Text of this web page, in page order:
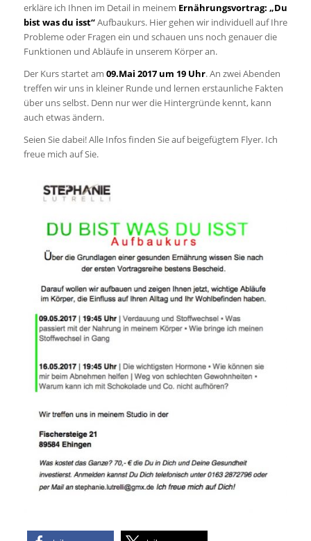
erkläre ich Ihnen im Detail in meinem Ernährungsvortrag: „Du
bist was du isst“Aufbaukurs. Hier gehen wir individuell auf Ihre
Probleme oder Fragen ein und schauen uns noch genauer die
Funktionen und Abläufe in unserem Körper an.
Der Kurs startet am 09.Mai 2017 um 19 Uhr. An zwei Abenden
treffen wir uns in kleiner Runde und lernen erstaunliche Fakten
über uns selbst. Denn nur wer die Hintergründe kennt, kann
auch etwas ändern.
Seien Sie dabei! Alle Infos finden Sie auf beigefügtem Flyer. Ich
freue mich auf Sie.